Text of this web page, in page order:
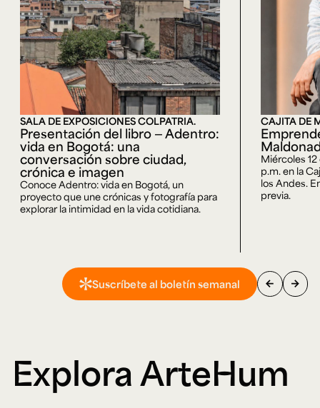
SALA DE EXPOSICIONES COLPATRIA.
Presentación del libro — Adentro:
vida en Bogotá: una
conversación sobre ciudad,
crónica e imagen
Conoce Adentro: vida en Bogotá, un
proyecto que une crónicas y fotografía para
explorar la intimidad en la vida cotidiana.
CAJITA DE
Miércoles
p.m. en la
los Andes.
previa.
Suscríbete al boletín semanal arrow_back arrow_forward
Explora ArteHum